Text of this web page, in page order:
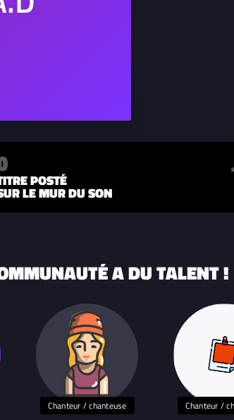
POSTÉ
LE MUR DU SON
A DU TALENT !
Chanteur / chanteuse Chanteur /